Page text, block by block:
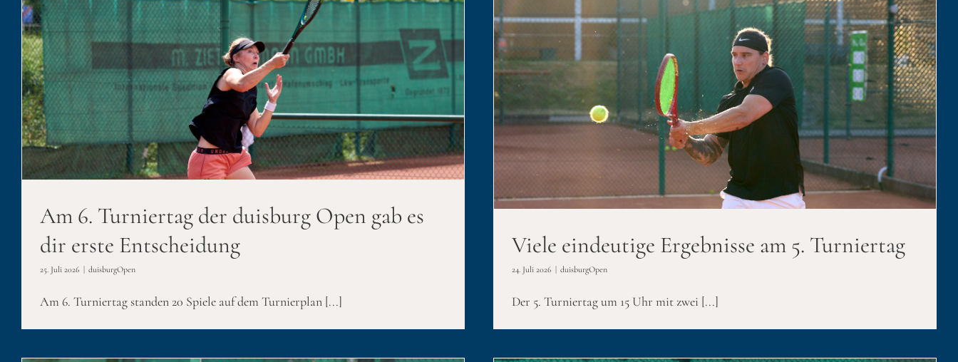
Am 6. Turniertag der duisburg Open gab es
dir erste Entscheidung
25. Juli 2026 duisburgOpen
Am 6. Turniertag standen 20 Spiele auf dem Turnierplan [...]
Viele eindeutige Ergebnisse am 5. Turniertag
duisburgOpen
Viele eindeutige Ergebnisse am 5. Turniertag
24. Juli 2026 duisburgOpen
Der 5. Turniertag um 15 Uhr mit zwei [...]